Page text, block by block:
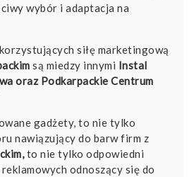
wybór i adaptacja na
siłę marketingową
są miedzy innymi Instal
oraz Podkarpackie Centrum
gadżety, to nie tylko
nawiązujący do barw firm z
to nie tylko odpowiedni
odnoszący się do